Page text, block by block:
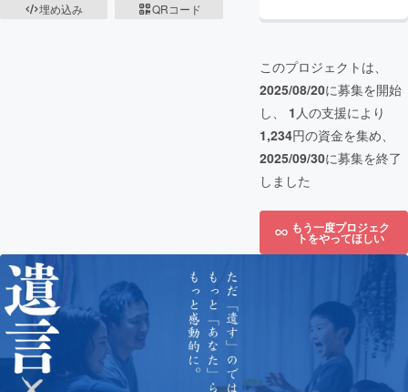
埋め込み
QRコード
このプロジェクトは、
2025/08/20に募集を開始
し、 1 人の支援により
1,234円の資金を集め、
2025/09/30に募集を終了
しました
もう一度プロジェク
トをやってほしい